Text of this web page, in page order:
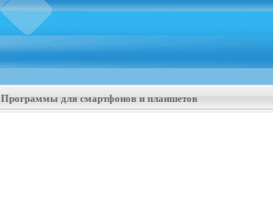
Программы для смартфонов и планшетов